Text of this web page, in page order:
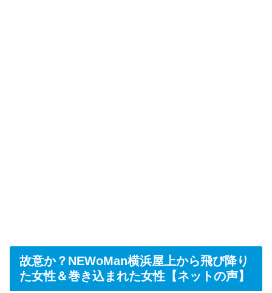
故意か？NEWoMan横浜屋上から飛び降り
た女性＆巻き込まれた女性【ネットの声】